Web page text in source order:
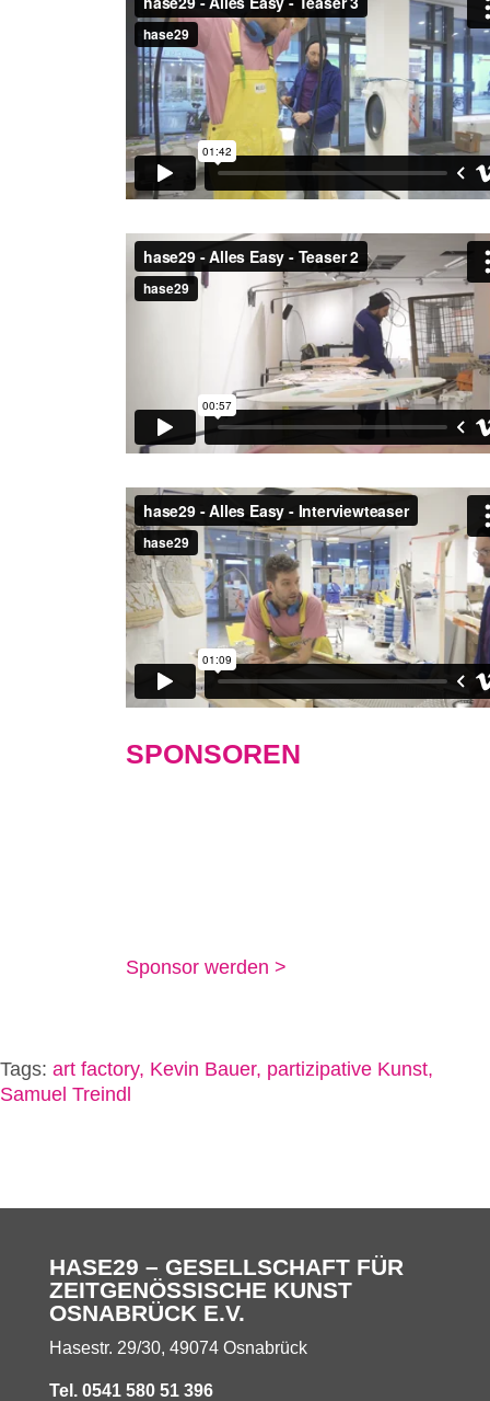
SPONSOREN
Sponsor werden >
Tags: art factory Kevin Bauer partizipative Kunst
Samuel Treindl
HASE29 – GESELLSCHAFT FÜR
ZEITGENÖSSISCHE KUNST
OSNABRÜCK E.V.
Hasestr. 29/30, 49074 Osnabrück
Tel. 0541 580 51 396